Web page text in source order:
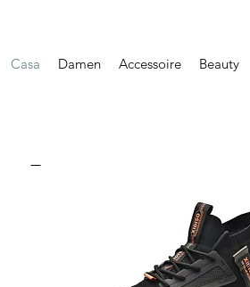
Casa Damen Accessoire Beauty